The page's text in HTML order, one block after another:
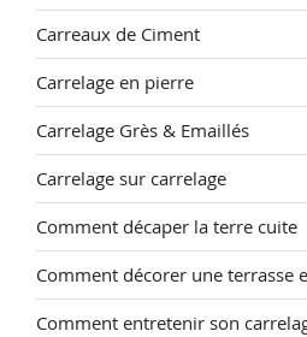
Carreaux de Ciment
Carrelage en pierre
Carrelage Grès & Emaillés
Carrelage sur carrelage
Comment décaper la terre cuite
Comment décorer une terrasse
Comment entretenir son